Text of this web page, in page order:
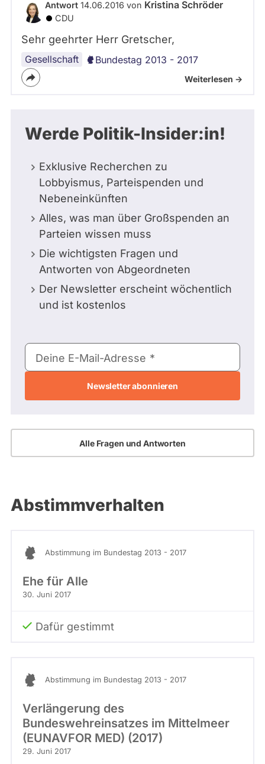
Antwort 14.06.2016 von Kristina Schröder
CDU
Sehr geehrter Herr Gretscher,
Gesellschaft Bundestag 2013 - 2017
Weiterlesen ->
Werde Politik-Insider:in!
Exklusive Recherchen zu
Lobbyismus, Parteispenden und
Nebeneinkünften
Alles, was man über Großspenden an
Parteien wissen muss
Die wichtigsten Fragen und
Antworten von Abgeordneten
Der Newsletter erscheint wöchentlich
und ist kostenlos
E-
Mail-
Deine E-Mail-Adresse
Alle Fragen und Antworten
Abstimmverhalten
Abstimmung im Bundestag 2013 - 2017
Ehe für Alle
30. Juni 2017
Dafür gestimmt
Abstimmung im Bundestag 2013 - 2017
Verlängerung des
Bundeswehreinsatzes im Mittelmeer
(EUNAVFOR MED) (2017)
29. Juni 2017